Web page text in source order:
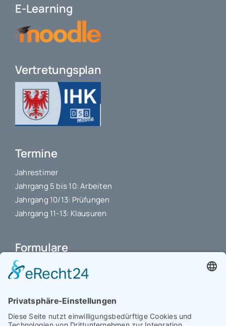
E-Learning
Vertretungsplan
Termine
Jahrestimer
Jahrgang 5 bis 10: Arbeiten
Jahrgang 10/13: Prüfungen
Jahrgang 11-13: Klausuren
Formulare
Schulbuchkauf Schuljahr 2026-2027
Antrag auf Erstattung von Auslagen
Interner L-S-Beschwerdezettel
Antrag auf Freistellung vom Unterricht